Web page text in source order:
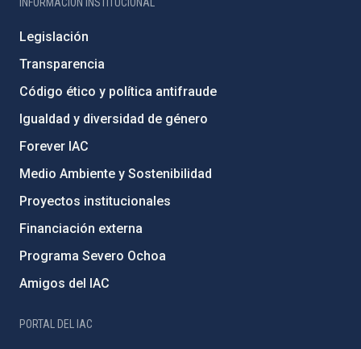
Legislación
Transparencia
Código ético y política antifraude
Igualdad y diversidad de género
Forever IAC
Medio Ambiente y Sostenibilidad
Proyectos institucionales
Financiación externa
Programa Severo Ochoa
Amigos del IAC
PORTAL DEL IAC